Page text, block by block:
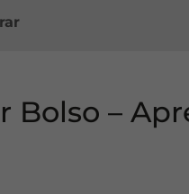
Bolso –